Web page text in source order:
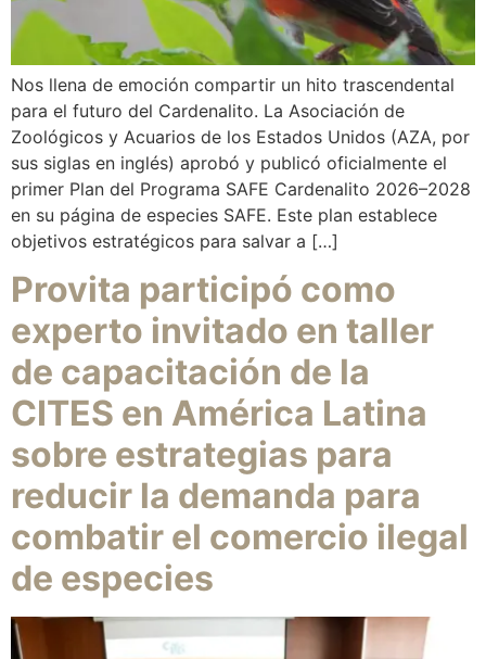
Nos llena de emoción compartir un hito trascendental
para el futuro del Cardenalito. La Asociación de
Zoológicos y Acuarios de los Estados Unidos (AZA, por
sus siglas en inglés) aprobó y publicó oficialmente el
primer Plan del Programa SAFE Cardenalito 2026–2028
en su página de especies SAFE. Este plan establece
objetivos estratégicos para salvar a […]
Provita participó como
experto invitado en taller
de capacitación de la
CITES en América Latina
sobre estrategias para
reducir la demanda para
combatir el comercio ilegal
de especies